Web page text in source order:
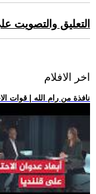
التعليق والتصويت
اخر الافلام
.. نافذة من رام الله | قوات